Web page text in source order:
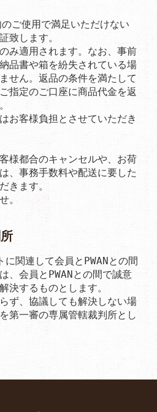
ご使用で満足いただけない
致します。
み適用されます。なお、事前
品書や箱を紛失されている場
せん。返品の条件を満たして
指定のご口座に商品代金を返
お客様負担とさせていただき
様都合のキャンセルや、お荷
、事務手数料や配送に要した
きます。
。
に関連して会員とPWANとの間
、会員とPWANとの間で誠意
決するものとします。
ず、協議しても解決しない場
第一審の専属管轄裁判所とし